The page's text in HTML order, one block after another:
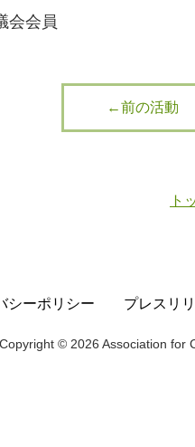
会会員
←前の活動
ト
シーポリシー プレスリ
Copyright © 2026 Association for